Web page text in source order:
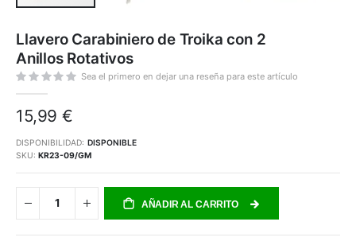
comienzo
de
la
galería
de
imágenes
Llavero Carabiniero de Troika con 2
Anillos Rotativos
Sea el primero en dejar una reseña para este artículo
15,99 €
DISPONIBILIDAD: DISPONIBLE
SKU KR23-09/GM
AÑADIR AL CARRITO